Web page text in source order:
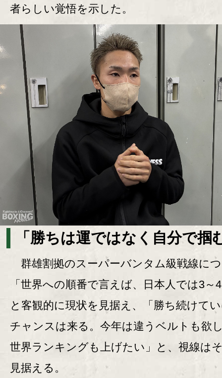
者らしい覚悟を示した。
「勝ちは運ではなく自分で掴
群雄割拠のスーパーバンタム級戦線に
「世界への順番で言えば、日本人では3～
と客観的に現状を見据え、「勝ち続けて
チャンスは来る。今年は違うベルトも欲
世界ランキングも上げたい」と、視線は
見据える。